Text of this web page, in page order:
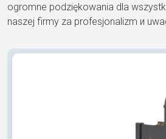
ogromne podziękowania dla
naszej firmy za profesjonalizm и